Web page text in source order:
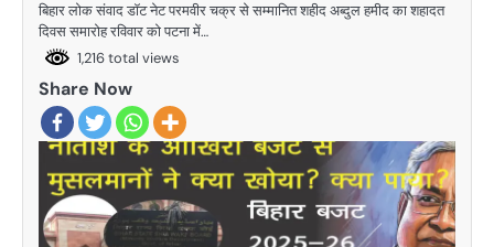
बिहार लोक संवाद डॉट नेट परमवीर चक्र से सम्मानित शहीद अब्दुल हमीद का शहादत
दिवस समारोह रविवार को पटना में…
1,216 total views
Share Now